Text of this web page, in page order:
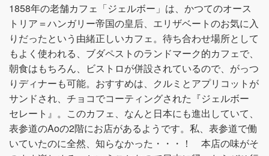
1858年の老舗カフェ「ジェルボー」は、かつてのオース
トリア＝ハンガリー帝国の皇后、エリザベートのお気に入
りだったという由緒正しいカフェ。待ち合わせ場所として
もよく使われる、ブダペストのランドマーク的カフェで、
朝食はもちろん、ビストロが併設されているので、がっつ
りディナーも可能。おすすめは、クルミとアプリコットが
サンドされ、チョコでコーティングされた『ジェルボー
セレート』。このカフェ、なんと日本にも進出していて、
表参道のAoの2階にお店があるようです。私、表参道で働
いていたのに全然、知らなかった・・・！ 本店の味がそ